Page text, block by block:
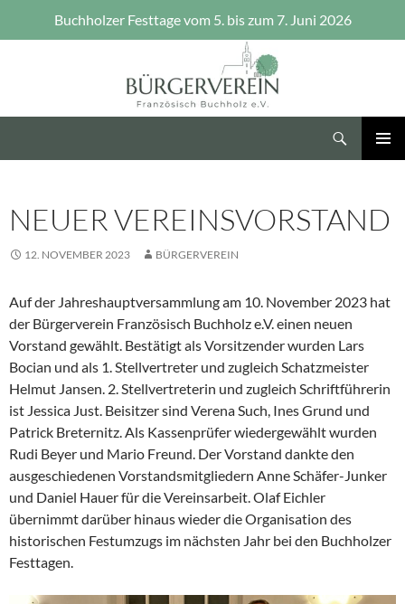
Buchholzer Festtage vom 5. bis zum 7. Juni 2026
NEUER VEREINSVORSTAND
12. NOVEMBER 2023 BÜRGERVEREIN
Auf der Jahreshauptversammlung am 10. November 2023 hat
der Bürgerverein Französisch Buchholz e.V. einen neuen
Vorstand gewählt. Bestätigt als Vorsitzender wurden Lars
Bocian und als 1. Stellvertreter und zugleich Schatzmeister
Helmut Jansen. 2. Stellvertreterin und zugleich Schriftführerin
ist Jessica Just. Beisitzer sind Verena Such, Ines Grund und
Patrick Breternitz. Als Kassenprüfer wiedergewählt wurden
Rudi Beyer und Mario Freund. Der Vorstand dankte den
ausgeschiedenen Vorstandsmitgliedern Anne Schäfer-Junker
und Daniel Hauer für die Vereinsarbeit. Olaf Eichler
übernimmt darüber hinaus wieder die Organisation des
historischen Festumzugs im nächsten Jahr bei den Buchholzer
Festtagen.